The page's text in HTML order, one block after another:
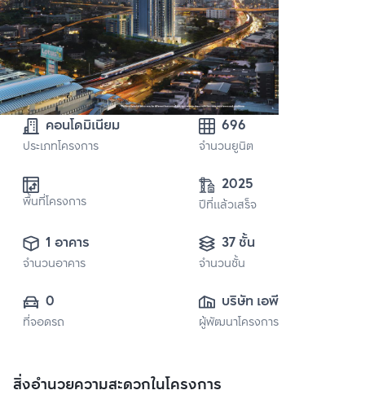
คอนโดมิเนียม
ประเภทโครงการ
696
จำนวนยูนิต
พื้นที่โครงการ
2025
ปีที่แล้วเสร็จ
1 อาคาร
จำนวนอาคาร
37 ชั้น
จำนวนชั้น
0
ที่จอดรถ
บริษัท เอพี เอ็มอี 18
จำกัด
ผู้พัฒนาโครงการ
สิ่งอำนวยความสะดวกในโครงการ